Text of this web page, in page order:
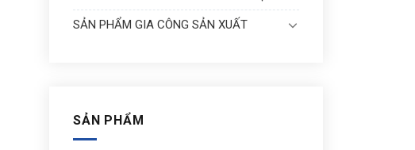
SẢN PHẨM GIA CÔNG SẢN XUẤT
SẢN PHẨM